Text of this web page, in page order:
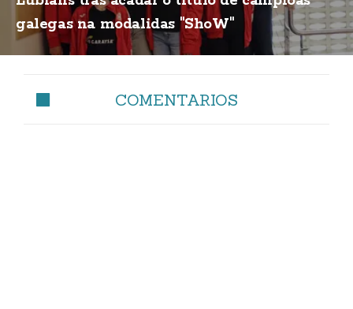
galegas na modalidas "ShoW"
COMENTARIOS